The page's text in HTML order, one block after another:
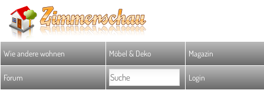
Wie andere wohnen Möbel & Deko Magazin
Forum Login